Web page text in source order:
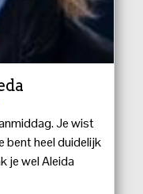
Je wist
bent heel duidelijk
je wel Aleida